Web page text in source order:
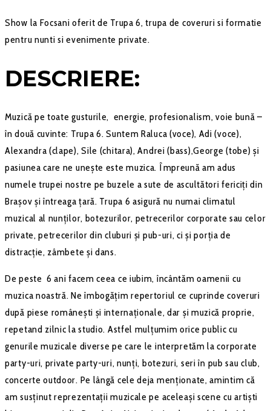
Show la Focsani oferit de Trupa 6, trupa de coveruri si formatie
pentru nunti si evenimente private.
DESCRIERE:
Muzică pe toate gusturile, energie, profesionalism, voie bună –
în două cuvinte: Trupa 6. Suntem Raluca (voce), Adi (voce),
Alexandra (clape), Sile (chitara), Andrei (bass),George (tobe) și
pasiunea care ne unește este muzica. Împreună am adus
numele trupei nostre pe buzele a sute de ascultători fericiți din
Brașov și întreaga țară. Trupa 6 asigură nu numai climatul
muzical al nunților, botezurilor, petrecerilor corporate sau celor
private, petrecerilor din cluburi și pub-uri, ci și porția de
distracție, zâmbete și dans.
De peste 6 ani facem ceea ce iubim, încântăm oamenii cu
muzica noastră. Ne îmbogățim repertoriul ce cuprinde coveruri
după piese românești și internaționale, dar și muzică proprie,
repetand zilnic la studio. Astfel mulțumim orice public cu
genurile muzicale diverse pe care le interpretăm la corporate
party-uri, private party-uri, nunți, botezuri, seri în pub sau club,
concerte outdoor. Pe lângă cele deja menționate, amintim că
am susținut reprezentații muzicale pe aceleași scene cu artiști